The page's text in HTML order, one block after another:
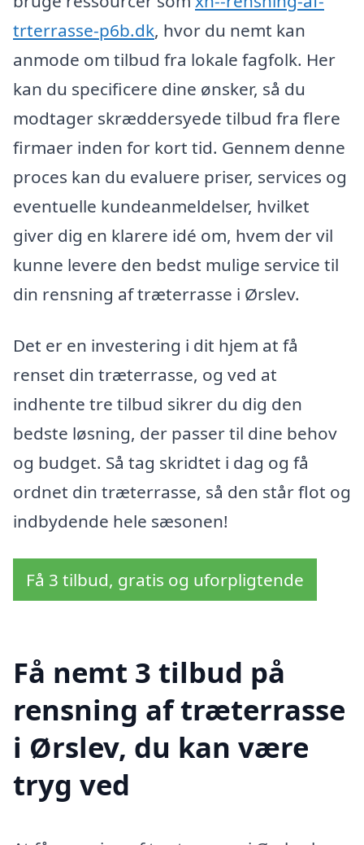
trterrasse-p6b.dk, hvor du nemt kan
anmode om tilbud fra lokale fagfolk. Her
kan du specificere dine ønsker, så du
modtager skræddersyede tilbud fra flere
firmaer inden for kort tid. Gennem denne
proces kan du evaluere priser, services og
eventuelle kundeanmeldelser, hvilket
giver dig en klarere idé om, hvem der vil
kunne levere den bedst mulige service til
din rensning af træterrasse i Ørslev.
Det er en investering i dit hjem at få
renset din træterrasse, og ved at
indhente tre tilbud sikrer du dig den
bedste løsning, der passer til dine behov
og budget. Så tag skridtet i dag og få
ordnet din træterrasse, så den står flot og
indbydende hele sæsonen!
Få 3 tilbud, gratis og uforpligtende
Få nemt 3 tilbud på
rensning af træterrasse
i Ørslev, du kan være
tryg ved